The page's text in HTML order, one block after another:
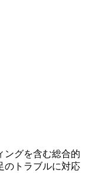
ングを含む総合的
のトラブルに対応